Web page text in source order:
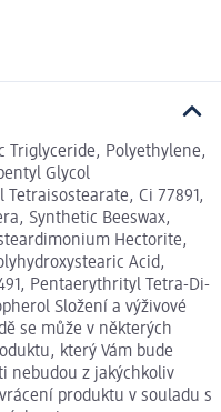
Triglyceride, Polyethylene,
Glycol
Ci 77891,
Synthetic Beeswax,
Hectorite,
Acid,
Pentaerythrityl Tetra-Di-
Složení a výživové
se může v některých
který Vám bude
nebudou z jakýchkoliv
produktu v souladu s